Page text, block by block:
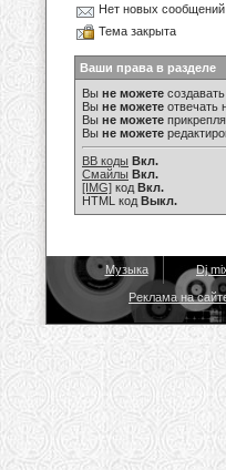
Нет новых сообщений
Тема закрыта
Ваши права в разделе
Вы не можете
Вы не можете отвечать
Вы не можете
Вы не можете
BB коды Вкл.
Смайлы Вкл.
[IMG] код Вкл.
HTML код Выкл.
Музыка Dj
Реклама на